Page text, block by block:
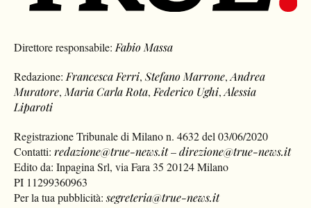
Direttore responsabile: Fabio Massa
Redazione: Francesca Ferri,Stefano Marrone,Andrea
Muratore, Maria Carla Rota, Federico Ughi,Alessia
Liparoti
Registrazione Tribunale di Milano n. 4632 del 03/06/2020
Contatti:redazione@true-news.it–direzione@true-news.it
Edito da: Inpagina Srl, via Fara 35 20124 Milano
PI 11299360963
Per la tua pubblicità:segreteria@true-news.it